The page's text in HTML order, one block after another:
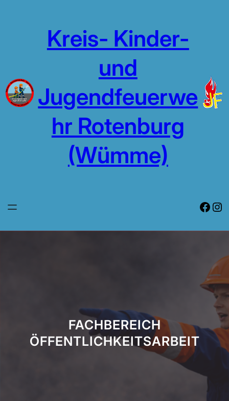
Kreis- Kinder-
und
Jugendfeuerwe
hr Rotenburg
(Wümme)
FACHBEREICH
ÖFFENTLICHKEITSARBEIT